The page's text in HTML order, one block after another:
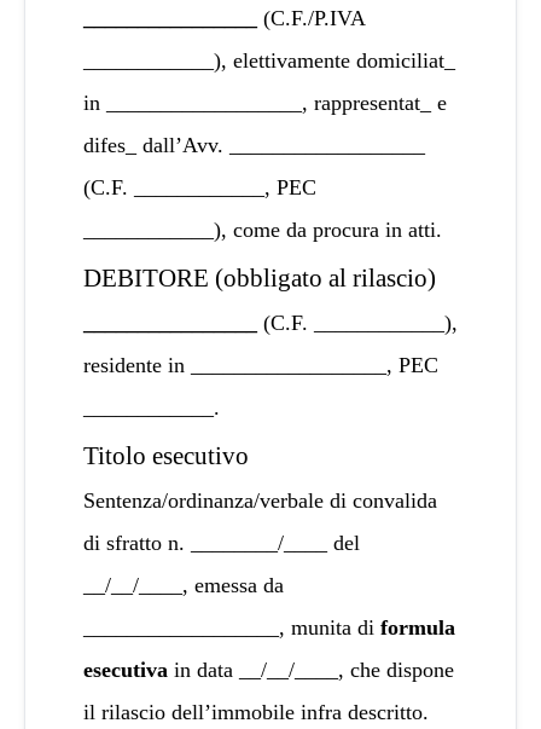
(C.F./P.IVA
____________), elettivamente domiciliat_
in __________________, rappresentat_ e
difes_ dall’Avv. __________________
(C.F. ____________, PEC
____________), come da procura in atti.
DEBITORE (obbligato al rilascio)
(C.F. ____________),
residente in __________________, PEC
____________.
Titolo esecutivo
Sentenza/ordinanza/verbale di convalida
di sfratto n. ________/____ del
__/__/____, emessa da
__________________, munita di formula
esecutiva in data __/__/____, che dispone
il rilascio dell’immobile infra descritto.